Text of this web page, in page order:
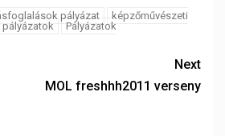
pályázat
képzőművészeti
Pályázatok
Next
MOL freshhh2011 verseny